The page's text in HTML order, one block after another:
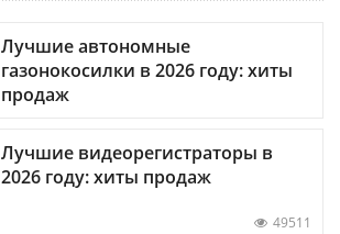
Лучшие автономные
газонокосилки в 2026 году: хиты
продаж
Лучшие видеорегистраторы в
2026 году: хиты продаж
49511